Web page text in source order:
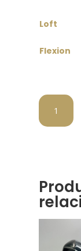
Loft
Flexion
MIZUNO
HIERRO
MP15